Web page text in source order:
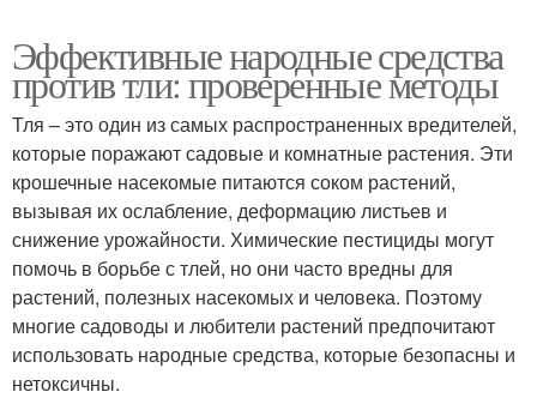
Эффективные народные средства
против тли: проверенные методы
Тля – это один из самых распространенных вредителей,
которые поражают садовые и комнатные растения. Эти
крошечные насекомые питаются соком растений,
вызывая их ослабление, деформацию листьев и
снижение урожайности. Химические пестициды могут
помочь в борьбе с тлей, но они часто вредны для
растений, полезных насекомых и человека. Поэтому
многие садоводы и любители растений предпочитают
использовать народные средства, которые безопасны и
нетоксичны.